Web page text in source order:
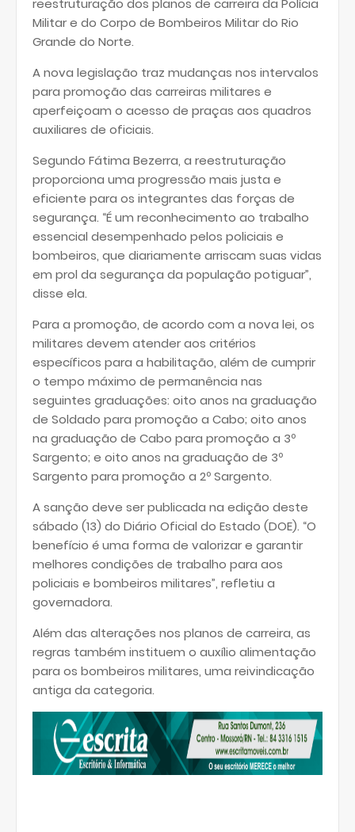
reestruturação dos planos de carreira da Polícia
Militar e do Corpo de Bombeiros Militar do Rio
Grande do Norte.
A nova legislação traz mudanças nos intervalos
para promoção das carreiras militares e
aperfeiçoam o acesso de praças aos quadros
auxiliares de oficiais.
Segundo Fátima Bezerra, a reestruturação
proporciona uma progressão mais justa e
eficiente para os integrantes das forças de
segurança. “É um reconhecimento ao trabalho
essencial desempenhado pelos policiais e
bombeiros, que diariamente arriscam suas vidas
em prol da segurança da população potiguar”,
disse ela.
Para a promoção, de acordo com a nova lei, os
militares devem atender aos critérios
específicos para a habilitação, além de cumprir
o tempo máximo de permanência nas
seguintes graduações: oito anos na graduação
de Soldado para promoção a Cabo; oito anos
na graduação de Cabo para promoção a 3º
Sargento; e oito anos na graduação de 3º
Sargento para promoção a 2º Sargento.
A sanção deve ser publicada na edição deste
sábado (13) do Diário Oficial do Estado (DOE). “O
benefício é uma forma de valorizar e garantir
melhores condições de trabalho para aos
policiais e bombeiros militares”, refletiu a
governadora.
Além das alterações nos planos de carreira, as
regras também instituem o auxílio alimentação
para os bombeiros militares, uma reivindicação
antiga da categoria.